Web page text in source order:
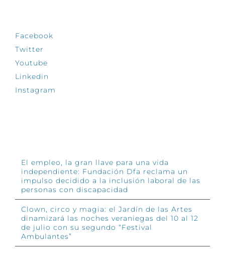
Facebook
Twitter
Youtube
Linkedin
Instagram
El empleo, la gran llave para una vida
independiente: Fundación Dfa reclama un
impulso decidido a la inclusión laboral de las
personas con discapacidad
Clown, circo y magia: el Jardín de las Artes
dinamizará las noches veraniegas del 10 al 12
de julio con su segundo “Festival
Ambulantes”